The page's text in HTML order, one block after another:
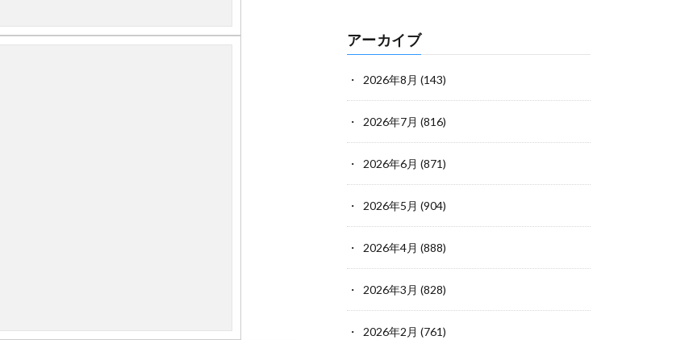
アーカイブ
2026年8月 (143)
2026年7月 (816)
2026年6月 (871)
2026年5月 (904)
2026年4月 (888)
2026年3月 (828)
2026年2月 (761)